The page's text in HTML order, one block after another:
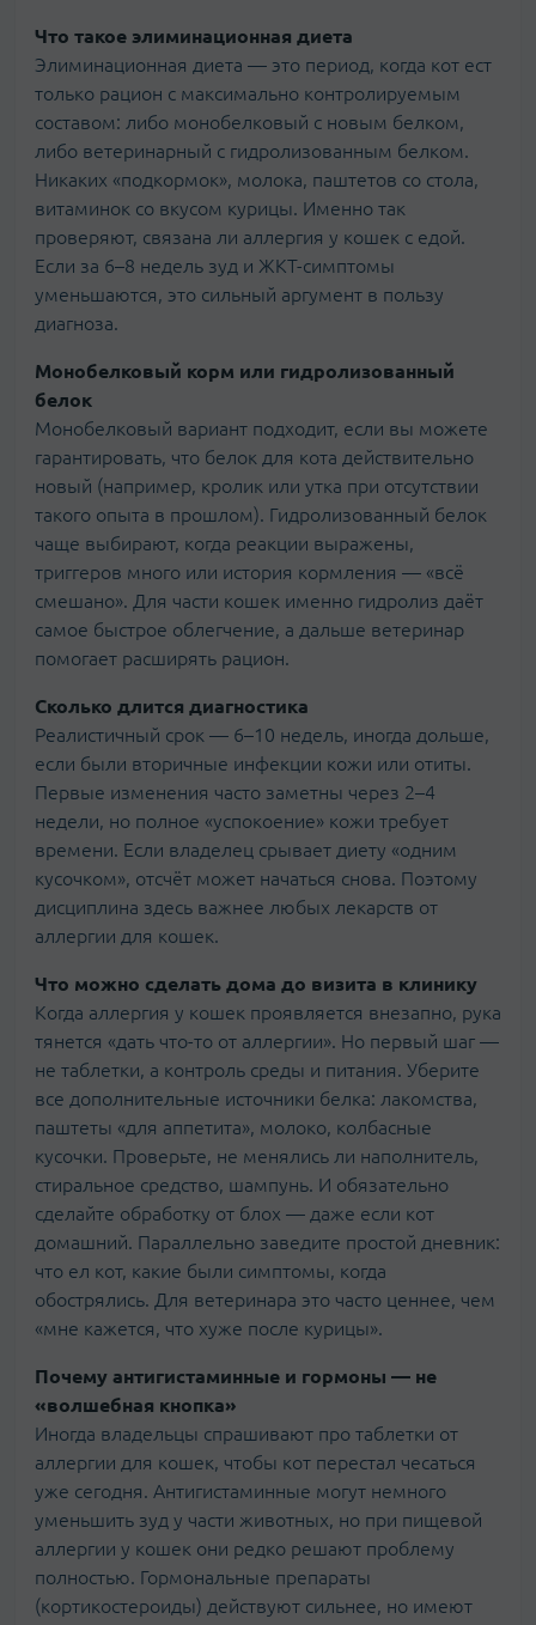
Что такое элиминационная диета
Элиминационная диета — это период, когда кот ест
только рацион с максимально контролируемым
составом: либо монобелковый с новым белком,
либо ветеринарный с гидролизованным белком.
Никаких «подкормок», молока, паштетов со стола,
витаминок со вкусом курицы. Именно так
проверяют, связана ли аллергия у кошек с едой.
Если за 6–8 недель зуд и ЖКТ-симптомы
уменьшаются, это сильный аргумент в пользу
диагноза.
Монобелковый корм или гидролизованный
белок
Монобелковый вариант подходит, если вы можете
гарантировать, что белок для кота действительно
новый (например, кролик или утка при отсутствии
такого опыта в прошлом). Гидролизованный белок
чаще выбирают, когда реакции выражены,
триггеров много или история кормления — «всё
смешано». Для части кошек именно гидролиз даёт
самое быстрое облегчение, а дальше ветеринар
помогает расширять рацион.
Сколько длится диагностика
Реалистичный срок — 6–10 недель, иногда дольше,
если были вторичные инфекции кожи или отиты.
Первые изменения часто заметны через 2–4
недели, но полное «успокоение» кожи требует
времени. Если владелец срывает диету «одним
кусочком», отсчёт может начаться снова. Поэтому
дисциплина здесь важнее любых лекарств от
аллергии для кошек.
Что можно сделать дома до визита в клинику
Когда аллергия у кошек проявляется внезапно, рука
тянется «дать что-то от аллергии». Но первый шаг —
не таблетки, а контроль среды и питания. Уберите
все дополнительные источники белка: лакомства,
паштеты «для аппетита», молоко, колбасные
кусочки. Проверьте, не менялись ли наполнитель,
стиральное средство, шампунь. И обязательно
сделайте обработку от блох — даже если кот
домашний. Параллельно заведите простой дневник:
что ел кот, какие были симптомы, когда
обострялись. Для ветеринара это часто ценнее, чем
«мне кажется, что хуже после курицы».
Почему антигистаминные и гормоны — не
«волшебная кнопка»
Иногда владельцы спрашивают про таблетки от
аллергии для кошек, чтобы кот перестал чесаться
уже сегодня. Антигистаминные могут немного
уменьшить зуд у части животных, но при пищевой
аллергии у кошек они редко решают проблему
полностью. Гормональные препараты
(кортикостероиды) действуют сильнее, но имеют